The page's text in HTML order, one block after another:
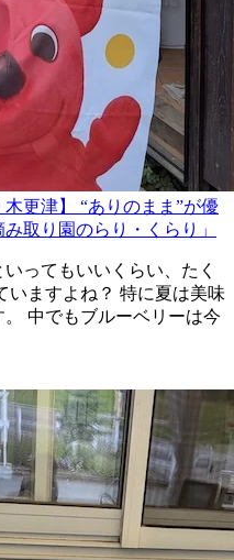
木更津】 “ありのまま”が優
取り園のらり・くらり」
ってもいいくらい、たく
いますよね？ 特に夏は美味
中でもブルーベリーは今